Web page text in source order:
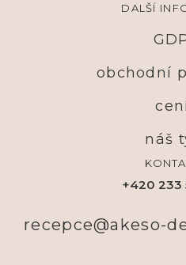
DALŠÍ
obchodní
náš
+420 233
recepce@akeso-